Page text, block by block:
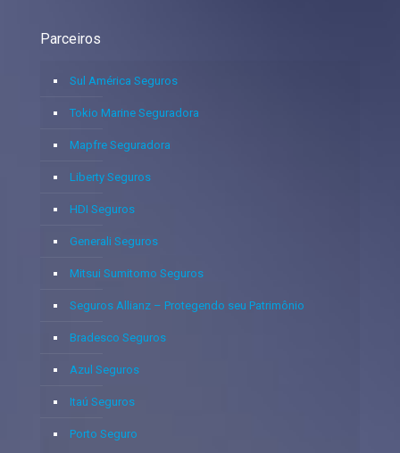
Parceiros
Sul América Seguros
Tokio Marine Seguradora
Mapfre Seguradora
Liberty Seguros
HDI Seguros
Generali Seguros
Mitsui Sumitomo Seguros
Seguros Allianz – Protegendo seu Patrimônio
Bradesco Seguros
Azul Seguros
Itaú Seguros
Porto Seguro